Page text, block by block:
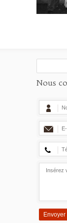
Nous
Envoyer